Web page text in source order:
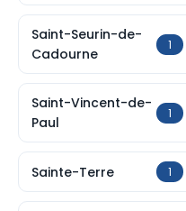
Saint-Seurin-de-
Cadourne
1
Saint-Vincent-de-
Paul
1
Sainte-Terre 1